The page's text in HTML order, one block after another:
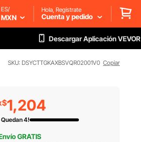
ES/
MXN
Hola, Regístrate
Cuenta y pedido
Descargar Aplicación VEVOR
SKU: DSYCTTGKAXBSVQR02001V0 Copiar
1,204
Quedan 4!
GRATIS